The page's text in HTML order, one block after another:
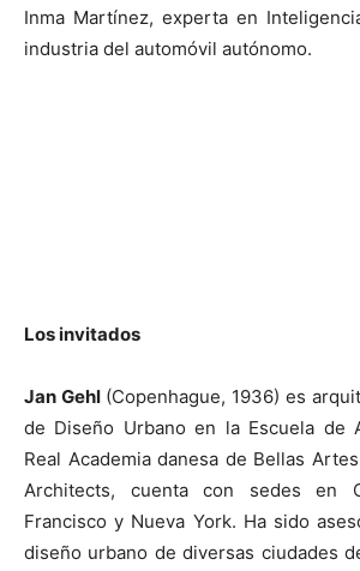
Inma Martínez, experta en
industria del automóvil autónomo.
Los invitados
Jan Gehl(Copenhague, 1936) es
de Diseño Urbano en la Escuela de
Real Academia danesa de Bellas
Architects, cuenta con sedes en
Francisco y Nueva York. Ha sido
diseño urbano de diversas ciudades